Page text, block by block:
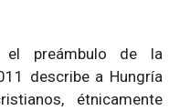
el preámbulo de la
describe a Hungría
étnicamente